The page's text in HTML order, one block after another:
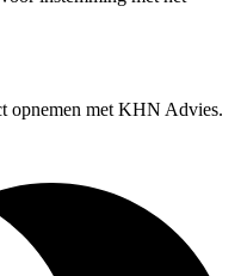
opnemen met KHN Advies.